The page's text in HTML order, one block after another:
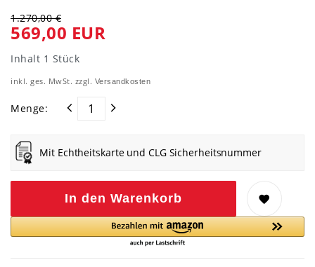
1.270,00 €
569,00 EUR
Inhalt 1 Stück
inkl. ges. MwSt. zzgl. Versandkosten
Menge:
Mit Echtheitskarte und CLG Sicherheitsnummer
In den Warenkorb